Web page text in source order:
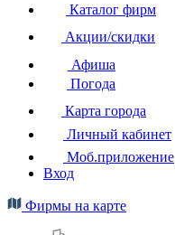
Каталог фирм
Акции/скидки
Афиша
Погода
Карта города
Личный кабинет
Моб.приложение
Вход
Фирмы на карте